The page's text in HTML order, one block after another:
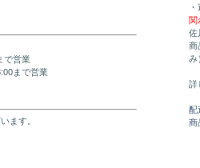
で営業
まで営業
ます。
関
佐
商
み
詳
配
商